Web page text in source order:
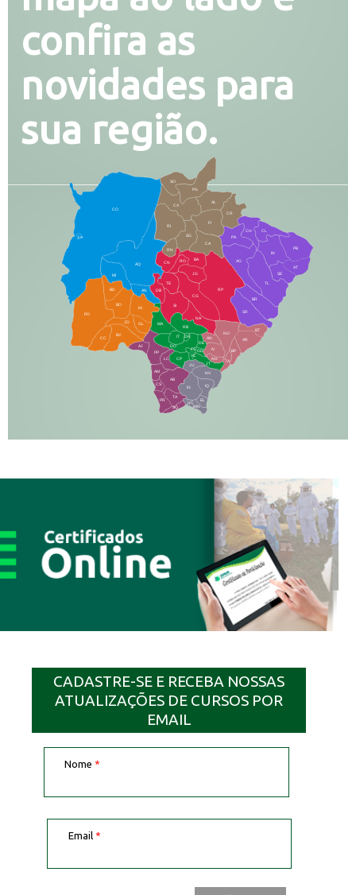
confira as
novidades para
sua região.
CO
AQ
MI
AN
CX
RI
AL
CR
FI
SG
BA
CA
PA
CH CL
PB
SE
TL
AG
BR
SR
BT
AR
RP
RO
JG
CG
SI
NA
TA
NH
JT
RB
MA
IT
DR
DO
CP
JU
NV
IQ
EL
BD
BO
NI
JD
PO
BV
CC
PP
AJ
LC
AM
AB
JP
DB
TE
CS
PR
TA
SQ
IG
MN
IN
NO
BP
RN
CN
GL
AN
IV
FS
VC
GD
DE
AT
PG
SO
LA
CADASTRE-SE E RECEBA NOSSAS
ATUALIZAÇÕES DE CURSOS POR
EMAIL
Nome *
Email *